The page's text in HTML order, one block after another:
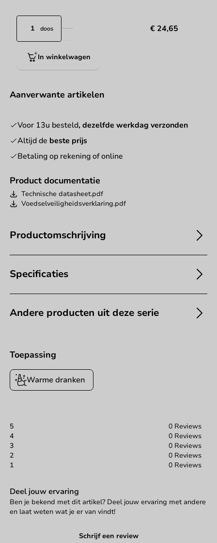
Product documentatie
Technische datasheet.pdf
Voedselveiligheidsverklaring.pdf
Productomschrijving
Specificaties
Andere producten uit deze serie
doos € 24,65
In winkelwagen
Aanverwante artikelen
Voor 13u besteld, dezelfde werkdag verzonden
Altijd de beste prijs
Betaling op rekening of online
Toepassing
Warme dranken
5
0 Reviews
4
0 Reviews
3
0 Reviews
2
0 Reviews
1
0 Reviews
Deel jouw ervaring
Ben je bekend met dit artikel? Deel jouw ervaring met andere
en laat weten wat je er van vindt!
Schrijf een review